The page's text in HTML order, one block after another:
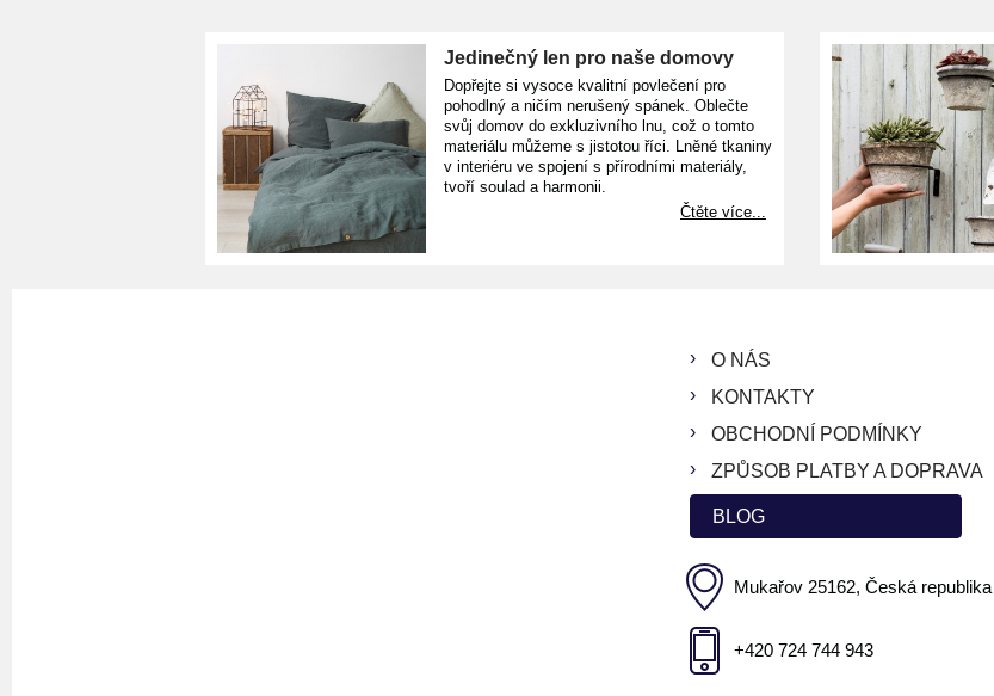
Jedinečný len pro naše domovy
Dopřejte si vysoce kvalitní povlečení pro
pohodlný a ničím nerušený spánek. Oblečte
svůj domov do exkluzivního lnu, což o tomto
materiálu můžeme s jistotou říci. Lněné tkaniny
v interiéru ve spojení s přírodními materiály,
tvoří soulad a harmonii.
Čtěte více...
O NÁS
KONTAKTY
OBCHODNÍ PODMÍNKY
ZPŮSOB PLATBY A DOPRAVA
BLOG
Mukařov 25162, Česká republika
+420 724 744 943